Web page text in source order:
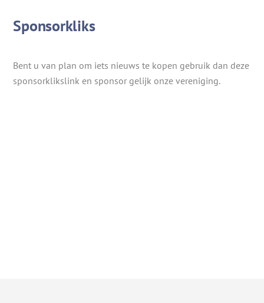
Sponsorkliks
Bent u van plan om iets nieuws te kopen gebruik dan deze
sponsorklikslink en sponsor gelijk onze vereniging.